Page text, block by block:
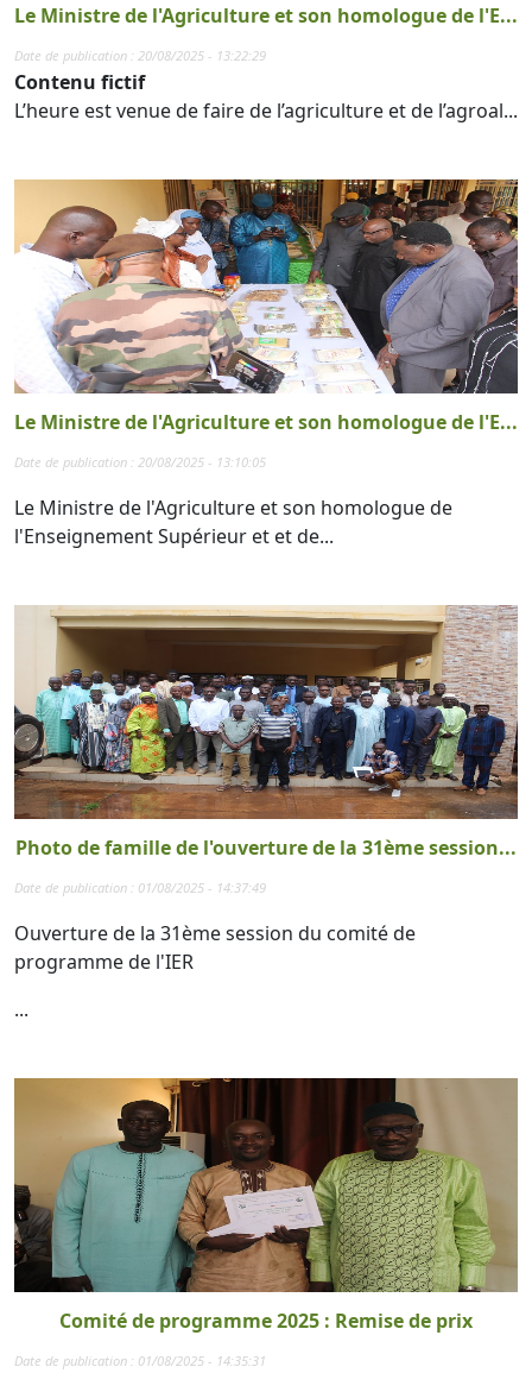
Le Ministre de l'Agriculture et son homologue de l'E...
Date de publication : 20/08/2025 - 13:22:29
Contenu fictif
L’heure est venue de faire de l’agriculture et de l’agroal...
Le Ministre de l'Agriculture et son homologue de l'E...
Date de publication : 20/08/2025 - 13:10:05
Le Ministre de l'Agriculture et son homologue de
l'Enseignement Supérieur et et de...
Photo de famille de l'ouverture de la 31ème session...
Date de publication : 01/08/2025 - 14:37:49
Ouverture de la 31ème session du comité de
programme de l'IER
...
Comité de programme 2025 : Remise de prix
Date de publication : 01/08/2025 - 14:35:31